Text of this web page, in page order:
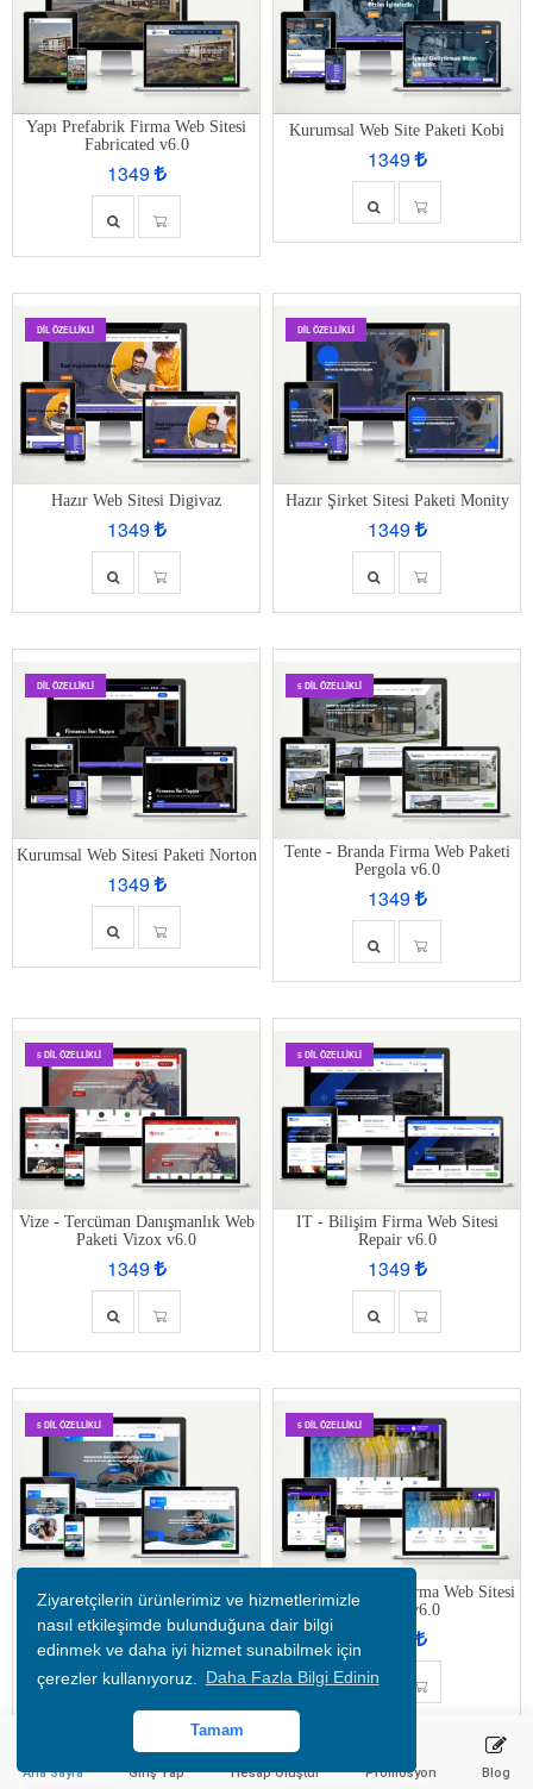
Ziyaretçilerin ürünlerimiz ve hizmetlerimizle
nasıl etkileşimde bulunduğuna dair bilgi
edinmek ve daha iyi hizmet sunabilmek için
çerezler kullanıyoruz.
Daha Fazla Bilgi Edinin
Tamam
Ana Sayfa Giriş Yap Hesap Oluştur Promosyon Blog
Yapı Prefabrik Firma Web Sitesi
Fabricated v6.0
1349
Kurumsal Web Site Paketi Kobi
1349
DIL ÖZELLIKLI
Hazır Web Sitesi Digivaz
1349
DIL ÖZELLIKLI
Hazır Şirket Sitesi Paketi Monity
1349
DIL ÖZELLIKLI
Kurumsal Web Sitesi Paketi Norton
1349
5 DIL ÖZELLIKLI
Tente - Branda Firma Web Paketi
Pergola v6.0
1349
5 DIL ÖZELLIKLI
Vize - Tercüman Danışmanlık Web
Paketi Vizox v6.0
1349
5 DIL ÖZELLIKLI
IT - Bilişim Firma Web Sitesi
Repair v6.0
1349
5 DIL ÖZELLIKLI
Yazıcı - Telefon Tamir Firma Web
Sitesi Cure v6.0
1349
5 DIL ÖZELLIKLI
Plastik / Ambalaj Firma Web Sitesi
Factory v6.0